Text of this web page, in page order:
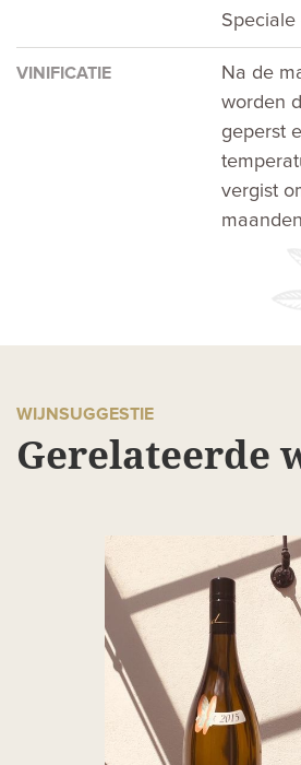
VINIFICATIE
Na de
worden
geperst
vergist
WIJNSUGGESTIE
Gerelateerde